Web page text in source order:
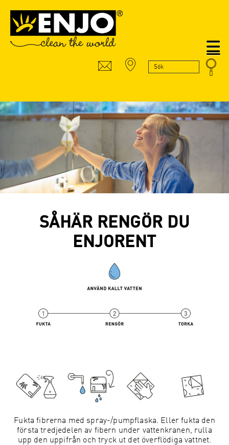
SÅHÄR RENGÖR DU
ENJORENT
Fukta fibrerna med spray-/pumpflaska. Eller fukta den
första tredjedelen av fibern under vattenkranen, rulla
upp den uppifrån och tryck ut det överflödiga vattnet.